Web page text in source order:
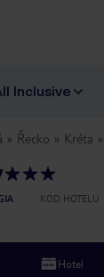
Inclusive
Řecko Kréta
KÓD HOTELU
Hotel